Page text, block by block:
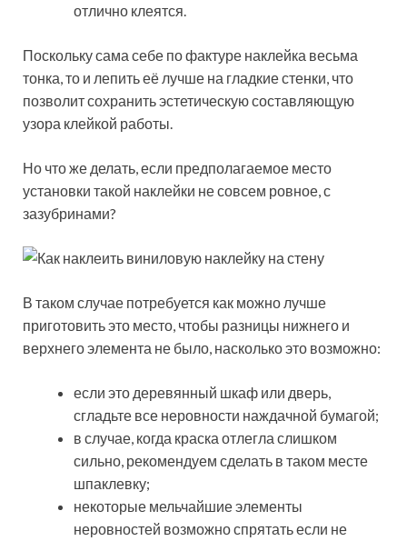
отлично клеятся.
Поскольку сама себе по фактуре наклейка весьма
тонка, то и лепить её лучше на гладкие стенки, что
позволит сохранить эстетическую составляющую
узора клейкой работы.
Но что же делать, если предполагаемое место
установки такой наклейки не совсем ровное, с
зазубринами?
В таком случае потребуется как можно лучше
приготовить это место, чтобы разницы нижнего и
верхнего элемента не было, насколько это возможно:
если это деревянный шкаф или дверь,
сгладьте все неровности наждачной бумагой;
в случае, когда краска отлегла слишком
сильно, рекомендуем сделать в таком месте
шпаклевку;
некоторые мельчайшие элементы
неровностей возможно спрятать если не